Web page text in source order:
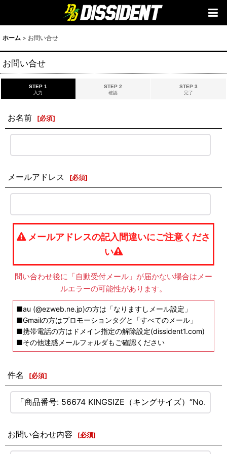
ホーム > お問い合せ
お問い合せ
STEP 1
入力
STEP 2
確認
STEP 3
完了
お名前 [必須]
メールアドレス [必須]
メールアドレスの記入間違いにご注意くださ
い
問い合わせ後に「自動受付メール」が届かない場合はメー
ルエラーの可能性があります。
■au (@ezweb.ne.jp)の方は「なりますしメール設定」
■Gmailの方はプロモーションタグと「すべてのメール」
■携帯電話の方はドメイン指定の解除設定(dissident1.com)
■その他迷惑メールフォルダもご確認ください
件名 [必須]
お問い合わせ内容 [必須]